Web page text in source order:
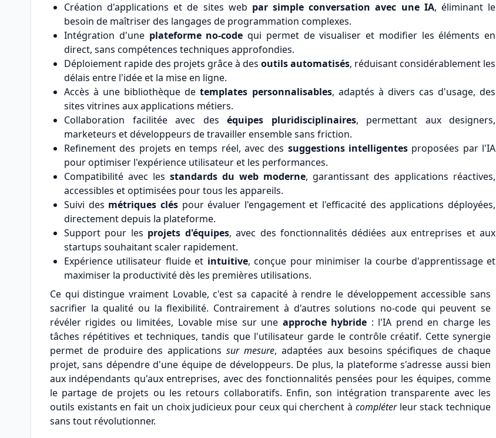
Création d'applications et de sites web par simple conversation avec une IA, éliminant le
besoin de maîtriser des langages de programmation complexes.
Intégration d'une plateforme no-code qui permet de visualiser et modifier les éléments en
direct, sans compétences techniques approfondies.
Déploiement rapide des projets grâce à des outils automatisés, réduisant considérablement les
délais entre l'idée et la mise en ligne.
Accès à une bibliothèque detemplates personnalisables, adaptés à divers cas d'usage, des
sites vitrines aux applications métiers.
Collaboration facilitée avec des équipes pluridisciplinaires, permettant aux designers,
marketeurs et développeurs de travailler ensemble sans friction.
Refinement des projets en temps réel, avec des suggestions intelligentes proposées par l'IA
pour optimiser l'expérience utilisateur et les performances.
Compatibilité avec les standards du web moderne, garantissant des applications réactives,
accessibles et optimisées pour tous les appareils.
Suivi des métriques cléspour évaluer l'engagement et l'efficacité des applications déployées,
directement depuis la plateforme.
Support pour les projets d'équipes, avec des fonctionnalités dédiées aux entreprises et aux
startups souhaitant scaler rapidement.
Expérience utilisateur fluide et intuitive, conçue pour minimiser la courbe d'apprentissage et
maximiser la productivité dès les premières utilisations.
Ce qui distingue vraiment Lovable, c'est sa capacité à rendre le développement accessible sans
sacrifier la qualité ou la flexibilité. Contrairement à d'autres solutions no-code qui peuvent se
révéler rigides ou limitées, Lovable mise sur une approche hybride : l'IA prend en charge les
tâches répétitives et techniques, tandis que l'utilisateur garde le contrôle créatif. Cette synergie
permet de produire des applicationssur mesure, adaptées aux besoins spécifiques de chaque
projet, sans dépendre d'une équipe de développeurs. De plus, la plateforme s'adresse aussi bien
aux indépendants qu'aux entreprises, avec des fonctionnalités pensées pour les équipes, comme
le partage de projets ou les retours collaboratifs. Enfin, son intégration transparente avec les
outils existants en fait un choix judicieux pour ceux qui cherchent à compléterleur stack technique
sans tout révolutionner.